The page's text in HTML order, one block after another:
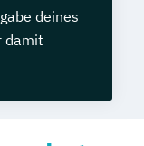
deines
damit